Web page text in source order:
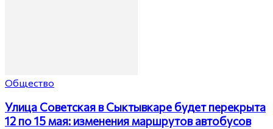
Общество
Улица Советская в Сыктывкаре будет перекрыта
12 по 15 мая: изменения маршрутов автобусов